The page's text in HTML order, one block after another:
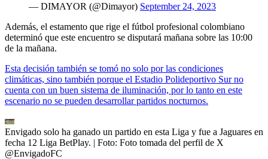
— DIMAYOR (@Dimayor) September 24, 2023
Además, el estamento que rige el fútbol profesional colombiano
determinó que este encuentro se disputará mañana sobre las 10:00
de la mañana.
Esta decisión también se tomó no solo por las condiciones
climáticas, sino también porque el Estadio Polideportivo Sur no
cuenta con un buen sistema de iluminación, por lo tanto en este
escenario no se pueden desarrollar partidos nocturnos.
Envigado solo ha ganado un partido en esta Liga y fue a Jaguares en
fecha 12 Liga BetPlay. | Foto: Foto tomada del perfil de X
@EnvigadoFC